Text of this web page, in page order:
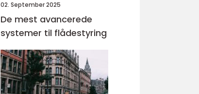
02. September 2025
De mest avancerede
systemer til flådestyring